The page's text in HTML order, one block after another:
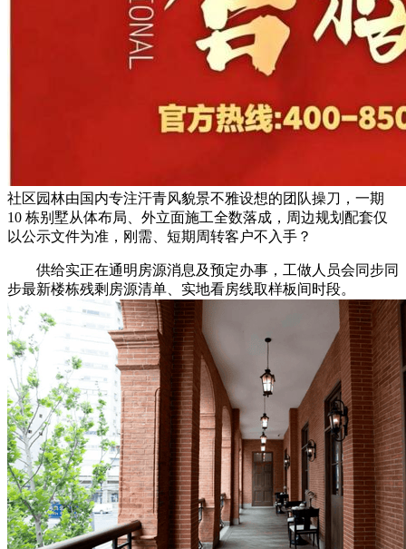
社区园林由国内专注汗青风貌景不雅设想的团队操刀，一期
10 栋别墅从体布局、外立面施工全数落成，周边规划配套仅
以公示文件为准，刚需、短期周转客户不入手？
供给实正在通明房源消息及预定办事，工做人员会同步同
步最新楼栋残剩房源清单、实地看房线取样板间时段。